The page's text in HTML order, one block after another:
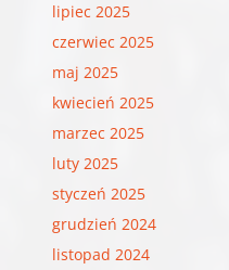
lipiec 2025
czerwiec 2025
maj 2025
kwiecień 2025
marzec 2025
luty 2025
styczeń 2025
grudzień 2024
listopad 2024